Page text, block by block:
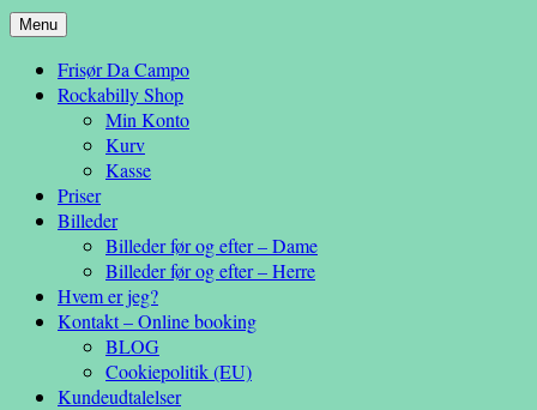
Da Campo
– en anderledes frisøroplevelse
Menu Hop
indhold
Frisør Da Campo
Rockabilly Shop
Min Konto
Kurv
Kasse
Priser
Billeder
Billeder før og efter – Dame
Billeder før og efter – Herre
Hvem er jeg?
Kontakt – Online booking
BLOG
Cookiepolitik (EU)
Kundeudtalelser